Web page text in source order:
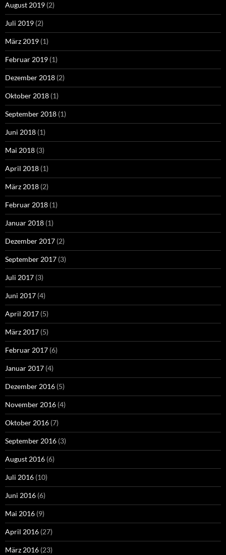
August 2019 (2)
Juli 2019 (2)
März 2019 (1)
Februar 2019 (1)
Dezember 2018 (2)
Oktober 2018 (1)
September 2018 (1)
Juni 2018 (1)
Mai 2018 (3)
April 2018 (1)
März 2018 (2)
Februar 2018 (1)
Januar 2018 (1)
Dezember 2017 (2)
September 2017 (3)
Juli 2017 (3)
Juni 2017 (4)
April 2017 (5)
März 2017 (5)
Februar 2017 (6)
Januar 2017 (4)
Dezember 2016 (5)
November 2016 (4)
Oktober 2016 (7)
September 2016 (3)
August 2016 (6)
Juli 2016 (10)
Juni 2016 (6)
Mai 2016 (9)
April 2016 (27)
März 2016 (23)